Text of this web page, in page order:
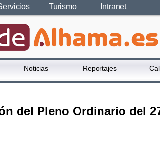
Turismo Intranet
Noticias Reportajes
del Pleno Ordinario del